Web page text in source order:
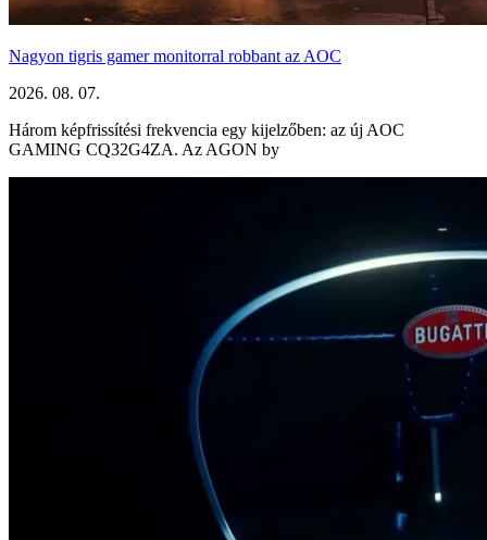
Nagyon tigris gamer monitorral robbant az AOC
2026. 08. 07.
Három képfrissítési frekvencia egy kijelzőben: az új AOC
GAMING CQ32G4ZA. Az AGON by